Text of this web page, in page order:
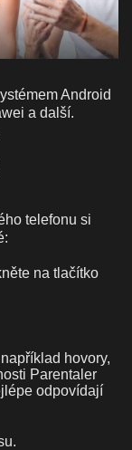
Android
a další.
telefonu si
na tlačítko
hovory,
Parentaler
odpovídají